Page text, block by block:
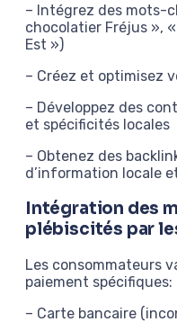
– Intégrez des mots-
chocolatier Fréjus »,
Est »)
– Créez et optimisez
– Développez des
et spécificités locales
– Obtenez des
d’information locale
Intégration des
plébiscités par
Les consommateurs
paiement spécifiques:
– Carte bancaire